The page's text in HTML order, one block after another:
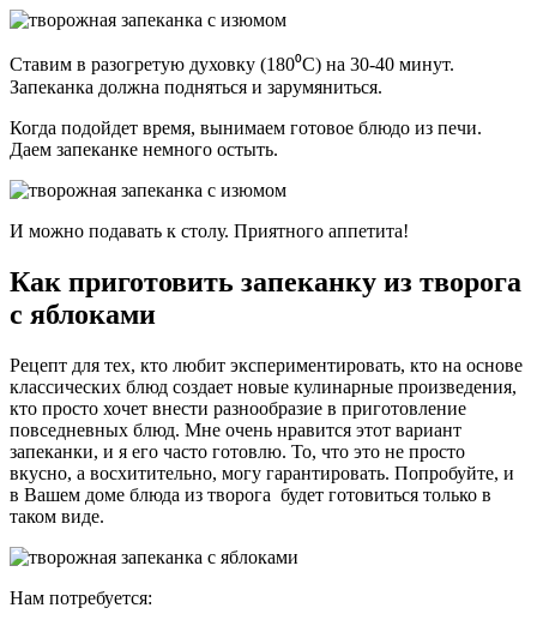
Ставим в разогретую духовку (180⁰С) на 30-40 минут.
Запеканка должна подняться и зарумяниться.
Когда подойдет время, вынимаем готовое блюдо из печи.
Даем запеканке немного остыть.
И можно подавать к столу. Приятного аппетита!
Как приготовить запеканку из творога
с яблоками
Рецепт для тех, кто любит экспериментировать, кто на основе
классических блюд создает новые кулинарные произведения,
кто просто хочет внести разнообразие в приготовление
повседневных блюд. Мне очень нравится этот вариант
запеканки, и я его часто готовлю. То, что это не просто
вкусно, а восхитительно, могу гарантировать. Попробуйте, и
в Вашем доме блюда из творога будет готовиться только в
таком виде.
Нам потребуется: